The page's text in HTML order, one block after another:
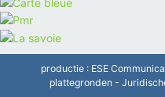
productie : ESE
plattegronden -